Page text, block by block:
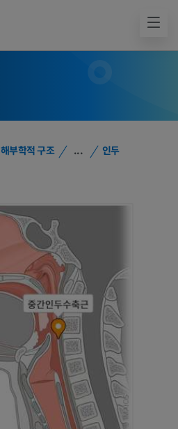
해부학적 구조 ...
인두